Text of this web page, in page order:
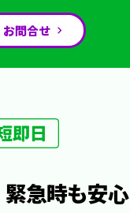
お問合せ
緊急時も安心